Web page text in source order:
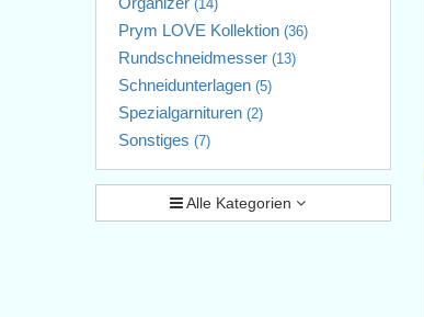
(14)
Prym LOVE Kollektion (36)
Rundschneidmesser (13)
Schneidunterlagen (5)
Spezialgarnituren (2)
Sonstiges (7)
Alle Kategorien